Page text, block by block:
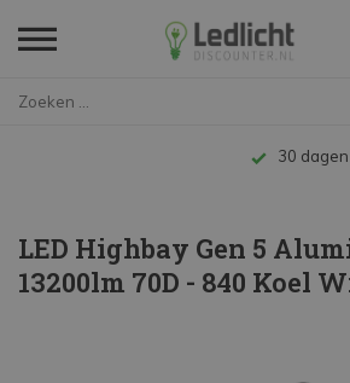
Tot 10
LED Highbay Gen 5
13200lm 70D - 840 Koel